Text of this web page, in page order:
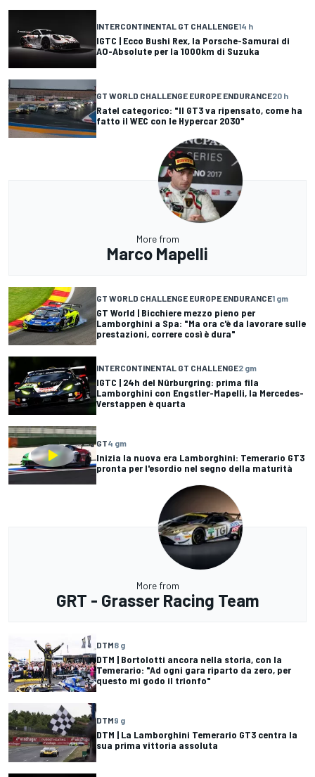
INTERCONTINENTAL GT CHALLENGE14 h
IGTC | Ecco Bushi Rex, la Porsche-Samurai di
AO-Absolute per la 1000km di Suzuka
GT WORLD CHALLENGE EUROPE ENDURANCE20 h
Ratel categorico: "Il GT3 va ripensato, come ha
fatto il WEC con le Hypercar 2030"
More from
Marco Mapelli
GT WORLD CHALLENGE EUROPE ENDURANCE1 gm
GT World | Bicchiere mezzo pieno per
Lamborghini a Spa: "Ma ora c'è da lavorare sulle
prestazioni, correre così è dura"
INTERCONTINENTAL GT CHALLENGE2 gm
IGTC | 24h del Nürburgring: prima fila
Lamborghini con Engstler-Mapelli, la Mercedes-
Verstappen è quarta
GT4 gm
Inizia la nuova era Lamborghini: Temerario GT3
pronta per l'esordio nel segno della maturità
More from
GRT - Grasser Racing Team
DTM8 g
DTM | Bortolotti ancora nella storia, con la
Temerario: "Ad ogni gara riparto da zero, per
questo mi godo il trionfo"
DTM9 g
DTM | La Lamborghini Temerario GT3 centra la
sua prima vittoria assoluta